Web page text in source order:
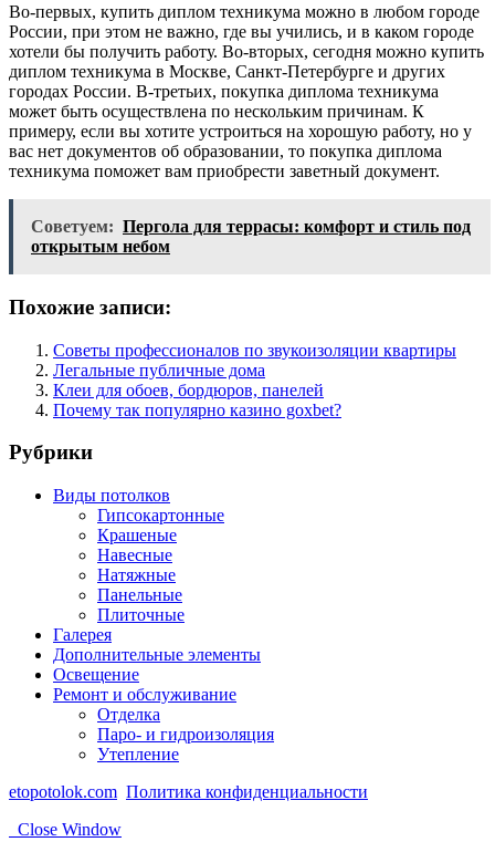
Во-первых, купить диплом техникума можно в любом городе
России, при этом не важно, где вы учились, и в каком городе
хотели бы получить работу. Во-вторых, сегодня можно купить
диплом техникума в Москве, Санкт-Петербурге и других
городах России. В-третьих, покупка диплома техникума
может быть осуществлена по нескольким причинам. К
примеру, если вы хотите устроиться на хорошую работу, но у
вас нет документов об образовании, то покупка диплома
техникума поможет вам приобрести заветный документ.
Советуем: Пергола для террасы: комфорт и стиль под
открытым небом
Похожие записи:
Советы профессионалов по звукоизоляции квартиры
Легальные публичные дома
Клеи для обоев, бордюров, панелей
Почему так популярно казино goxbet?
Рубрики
Виды потолков
Гипсокартонные
Крашеные
Навесные
Натяжные
Панельные
Плиточные
Галерея
Дополнительные элементы
Освещение
Ремонт и обслуживание
Отделка
Паро- и гидроизоляция
Утепление
etopotolok.com Политика конфиденциальности
Close Window